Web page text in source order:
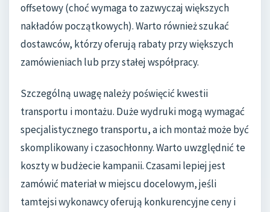
offsetowy (choć wymaga to zazwyczaj większych
nakładów początkowych). Warto również szukać
dostawców, którzy oferują rabaty przy większych
zamówieniach lub przy stałej współpracy.
Szczególną uwagę należy poświęcić kwestii
transportu i montażu. Duże wydruki mogą wymagać
specjalistycznego transportu, a ich montaż może być
skomplikowany i czasochłonny. Warto uwzględnić te
koszty w budżecie kampanii. Czasami lepiej jest
zamówić materiał w miejscu docelowym, jeśli
tamtejsi wykonawcy oferują konkurencyjne ceny i